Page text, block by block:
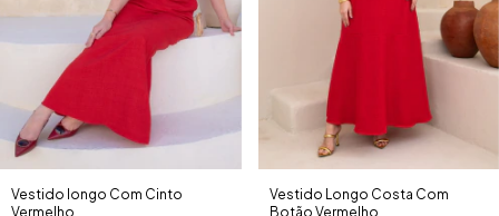
Vestido longo Com Cinto
Vermelho
Vestido Longo Costa Com
Botão Vermelho